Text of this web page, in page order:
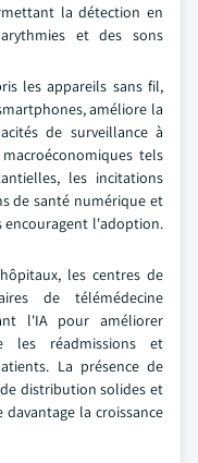
la détection en
et des sons
les appareils sans fil,
améliore la
de surveillance à
tels
les incitations
de santé numérique et
encouragent l'adoption.
les centres de
de télémédecine
l'IA pour améliorer
les réadmissions et
La présence de
distribution solides et
davantage la croissance